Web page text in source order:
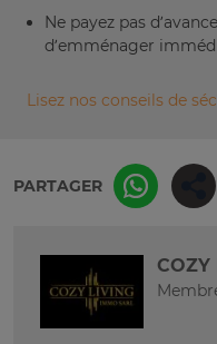
Ne payez pas
d’emménager
Lisez nos conseils de
PARTAGER
COZY